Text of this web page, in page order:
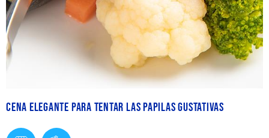
Cena elegante para tentar las papilas gustativas